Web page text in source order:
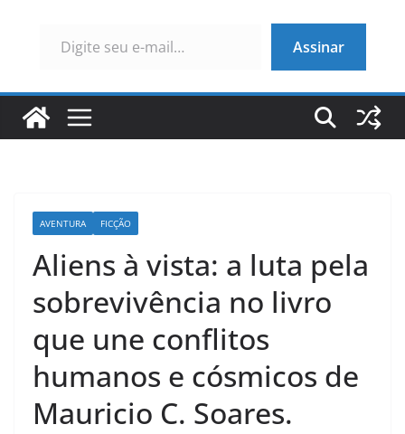
Assinar
AVENTURA FICÇÃO
Aliens à vista: a luta pela
sobrevivência no livro
que une conflitos
humanos e cósmicos de
Mauricio C. Soares.